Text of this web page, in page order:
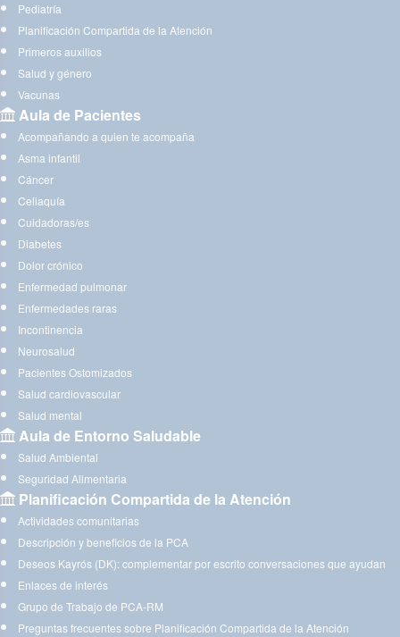
Pediatría
Planificación Compartida de la Atención
Primeros auxilios
Salud y género
Vacunas
Aula de Pacientes
Acompañando a quien te acompaña
Asma infantil
Cáncer
Celiaquía
Cuidadoras/es
Diabetes
Dolor crónico
Enfermedad pulmonar
Enfermedades raras
Incontinencia
Neurosalud
Pacientes Ostomizados
Salud cardiovascular
Salud mental
Aula de Entorno Saludable
Salud Ambiental
Seguridad Alimentaria
Planificación Compartida de la Atención
Actividades comunitarias
Descripción y beneficios de la PCA
Deseos Kayrós (DK): complementar por escrito conversaciones que ayudan
Enlaces de interés
Grupo de Trabajo de PCA-RM
Preguntas frecuentes sobre Planificación Compartida de la Atención